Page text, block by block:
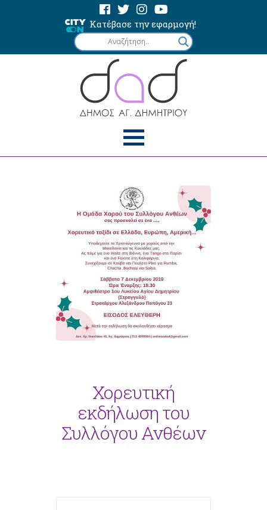
Κατέβασε την εφαρμογή!
Χορευτική
εκδήλωση του
Συλλόγου Ανθέων